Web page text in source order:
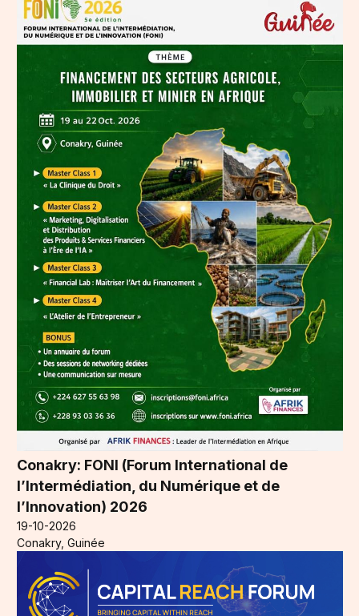
Conakry: FONI (Forum International de
l’Intermédiation, du Numérique et de
l’Innovation) 2026
19-10-2026
Conakry, Guinée